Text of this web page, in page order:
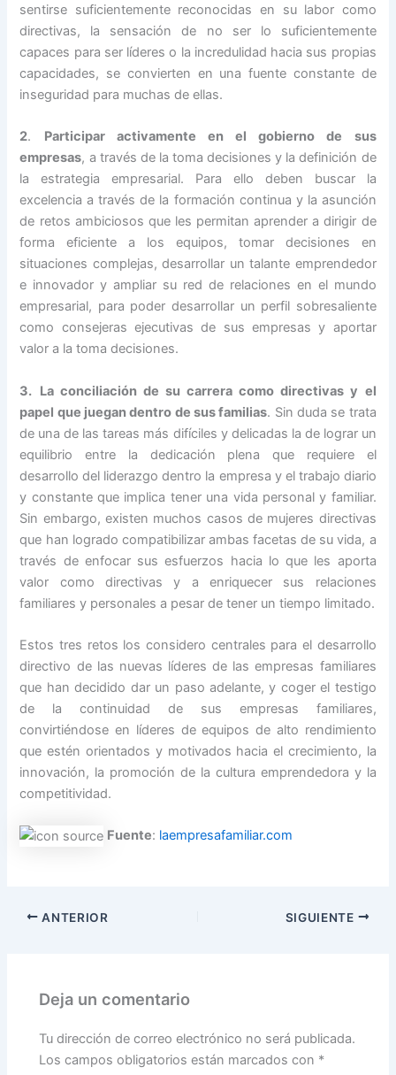
sentirse suficientemente reconocidas en su labor como
directivas, la sensación de no ser lo suficientemente
capaces para ser líderes o la incredulidad hacia sus propias
capacidades, se convierten en una fuente constante de
inseguridad para muchas de ellas.
2. Participar activamente en el gobierno de sus
empresas, a través de la toma decisiones y la definición de
la estrategia empresarial. Para ello deben buscar la
excelencia a través de la formación continua y la asunción
de retos ambiciosos que les permitan aprender a dirigir de
forma eficiente a los equipos, tomar decisiones en
situaciones complejas, desarrollar un talante emprendedor
e innovador y ampliar su red de relaciones en el mundo
empresarial, para poder desarrollar un perfil sobresaliente
como consejeras ejecutivas de sus empresas y aportar
valor a la toma decisiones.
3. La conciliación de su carrera como directivas y el
papel que juegan dentro de sus familias. Sin duda se trata
de una de las tareas más difíciles y delicadas la de lograr un
equilibrio entre la dedicación plena que requiere el
desarrollo del liderazgo dentro la empresa y el trabajo diario
y constante que implica tener una vida personal y familiar.
Sin embargo, existen muchos casos de mujeres directivas
que han logrado compatibilizar ambas facetas de su vida, a
través de enfocar sus esfuerzos hacia lo que les aporta
valor como directivas y a enriquecer sus relaciones
familiares y personales a pesar de tener un tiempo limitado.
Estos tres retos los considero centrales para el desarrollo
directivo de las nuevas líderes de las empresas familiares
que han decidido dar un paso adelante, y coger el testigo
de la continuidad de sus empresas familiares,
convirtiéndose en líderes de equipos de alto rendimiento
que estén orientados y motivados hacia el crecimiento, la
innovación, la promoción de la cultura emprendedora y la
competitividad.
Fuente: laempresafamiliar.com
ANTERIOR SIGUIENTE
Deja un comentario
Tu dirección de correo electrónico no será publicada.
Los campos obligatorios están marcados con *